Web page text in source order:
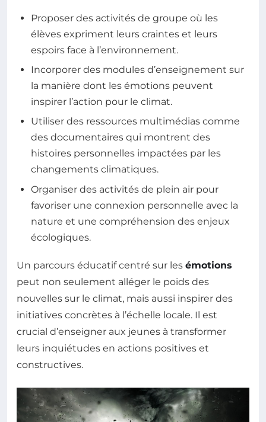
Proposer des activités de groupe où les
élèves expriment leurs craintes et leurs
espoirs face à l’environnement.
Incorporer des modules d’enseignement sur
la manière dont les émotions peuvent
inspirer l’action pour le climat.
Utiliser des ressources multimédias comme
des documentaires qui montrent des
histoires personnelles impactées par les
changements climatiques.
Organiser des activités de plein air pour
favoriser une connexion personnelle avec la
nature et une compréhension des enjeux
écologiques.
Un parcours éducatif centré sur les émotions
peut non seulement alléger le poids des
nouvelles sur le climat, mais aussi inspirer des
initiatives concrètes à l’échelle locale. Il est
crucial d’enseigner aux jeunes à transformer
leurs inquiétudes en actions positives et
constructives.